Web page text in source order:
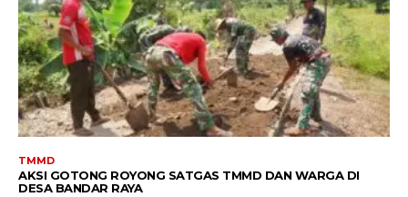
TMMD
AKSI GOTONG ROYONG SATGAS TMMD DAN WARGA DI
DESA BANDAR RAYA